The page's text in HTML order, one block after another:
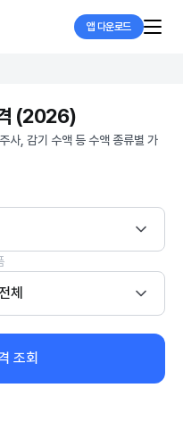
앱 다운로드
격 (2026)
사, 감기 수액 등 수액 종류별 가
체
조회